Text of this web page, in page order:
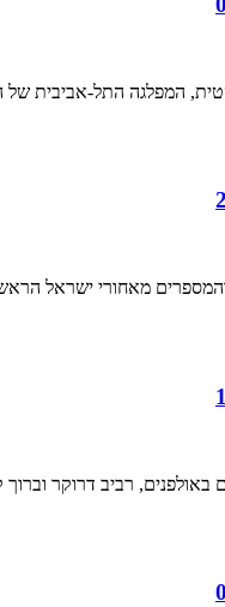
אביבית של המתנחלים, פסטיבל
מאחורי ישראל
רביב דרוקר